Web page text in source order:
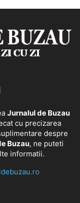
Jurnalul de Buzau
cu precizarea
despre
Buzau, ne puteti
informatii.